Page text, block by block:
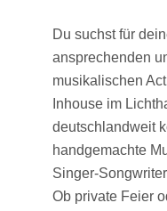
Du suchst für
ansprechenden
musikalischen
Inhouse im
deutschlandweit
handgemachte
Singer-
Ob private Feier